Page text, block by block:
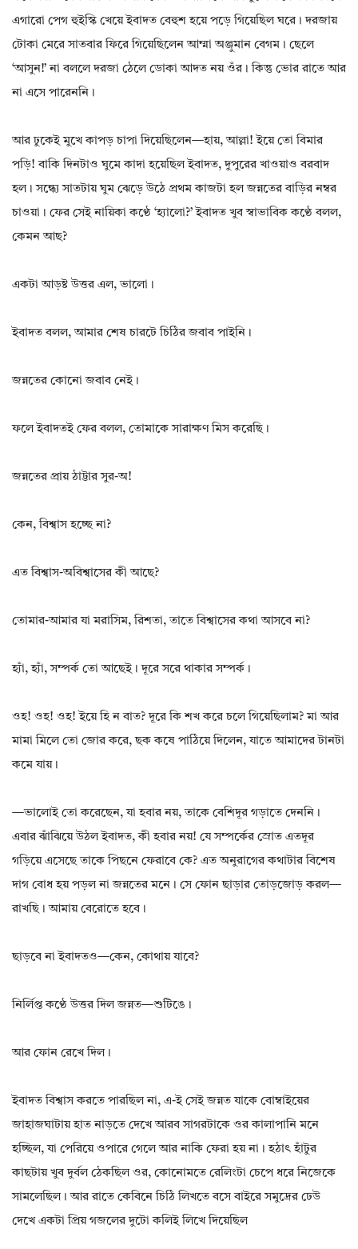
এগারো পেগ হুইস্কি খেয়ে ইবাদত বেহুশ হয়ে পড়ে গিয়েছিল ঘরে। দরজায়
টোকা মেরে সাতবার ফিরে গিয়েছিলেন আম্মা অঞ্জুমান বেগম। ছেলে
‘আসুন!’ না বললে দরজা ঠেলে ডোকা আদত নয় ওঁর। কিন্তু ভোর রাতে আর
না এসে পারেননি।
আর ঢুকেই মুখে কাপড় চাপা দিয়েছিলেন—হায়, আল্লা! ইয়ে তো বিমার
পড়ি! বাকি দিনটাও ঘুমে কাদা হয়েছিল ইবাদত, দুপুরের খাওয়াও বরবাদ
হল। সন্ধ্যে সাতটায় ঘুম ঝেড়ে উঠে প্রথম কাজটা হল জন্নতের বাড়ির নম্বর
চাওয়া। ফের সেই নায়িকা কণ্ঠে ‘হ্যালো?’ ইবাদত খুব স্বাভাবিক কণ্ঠে বলল,
কেমন আছ?
একটা আড়ষ্ট উত্তর এল, ভালো।
ইবাদত বলল, আমার শেষ চারটে চিঠির জবাব পাইনি।
জন্নতের কোনো জবাব নেই।
ফলে ইবাদতই ফের বলল, তোমাকে সারাক্ষণ মিস করেছি।
জন্নতের প্রায় ঠাট্টার সুর-অ!
কেন, বিশ্বাস হচ্ছে না?
এত বিশ্বাস-অবিশ্বাসের কী আছে?
তোমার-আমার যা মরাসিম, রিশতা, তাতে বিশ্বাসের কথা আসবে না?
হ্যাঁ, হ্যাঁ, সম্পর্ক তো আছেই। দূরে সরে থাকার সম্পর্ক।
ওহ! ওহ! ওহ! ইয়ে হি ন বাত? দূরে কি শখ করে চলে গিয়েছিলাম? মা আর
মামা মিলে তো জোর করে, ছক কষে পাঠিয়ে দিলেন, যাতে আমাদের টানটা
কমে যায়।
—ভালোই তো করেছেন, যা হবার নয়, তাকে বেশিদূর গড়াতে দেননি।
এবার ঝাঁঝিয়ে উঠল ইবাদত, কী হবার নয়! যে সম্পর্কের স্রোত এতদূর
গড়িয়ে এসেছে তাকে পিছনে ফেরাবে কে? এত অনুরাগের কথাটার বিশেষ
দাগ বোধ হয় পড়ল না জন্নতের মনে। সে ফোন ছাড়ার তোড়জোড় করল—
রাখছি। আমায় বেরোতে হবে।
ছাড়বে না ইবাদতও—কেন, কোথায় যাবে?
নির্লিপ্ত কণ্ঠে উত্তর দিল জন্নত—শুটিঙে।
আর ফোন রেখে দিল।
ইবাদত বিশ্বাস করতে পারছিল না, এ-ই সেই জন্নত যাকে বোম্বাইয়ের
জাহাজঘাটায় হাত নাড়তে দেখে আরব সাগরটাকে ওর কালাপানি মনে
হচ্ছিল, যা পেরিয়ে ওপারে গেলে আর নাকি ফেরা হয় না। হঠাৎ হাঁটুর
কাছটায় খুব দুর্বল ঠেকছিল ওর, কোনোমতে রেলিংটা চেপে ধরে নিজেকে
সামলেছিল। আর রাতে কেবিনে চিঠি লিখতে বসে বাইরে সমুদ্রের ঢেউ
দেখে একটা প্রিয় গজলের দুটো কলিই লিখে দিয়েছিল